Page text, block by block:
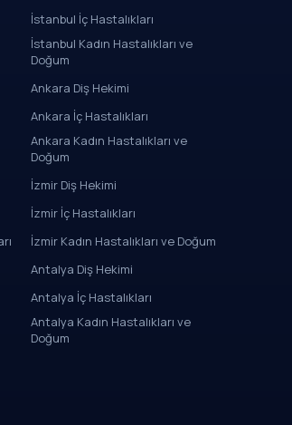
İstanbul İç Hastalıkları
İstanbul Kadın Hastalıkları ve
Doğum
Ankara Diş Hekimi
Ankara İç Hastalıkları
Ankara Kadın Hastalıkları ve
Doğum
İzmir Diş Hekimi
İzmir İç Hastalıkları
İzmir Kadın Hastalıkları ve Doğum
Antalya Diş Hekimi
Antalya İç Hastalıkları
Antalya Kadın Hastalıkları ve
Doğum